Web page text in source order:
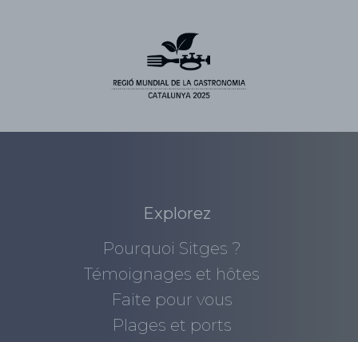
Explorez
Pourquoi Sitges ?
Témoignages et hôtes
Faite pour vous
Plages et ports